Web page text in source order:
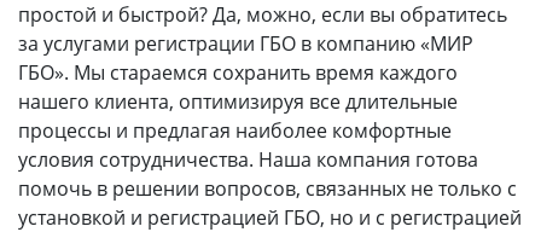
простой и быстрой? Да, можно, если вы обратитесь
за услугами регистрации ГБО в компанию «МИР
ГБО». Мы стараемся сохранить время каждого
нашего клиента, оптимизируя все длительные
процессы и предлагая наиболее комфортные
условия сотрудничества. Наша компания готова
помочь в решении вопросов, связанных не только с
установкой и регистрацией ГБО, но и с регистрацией